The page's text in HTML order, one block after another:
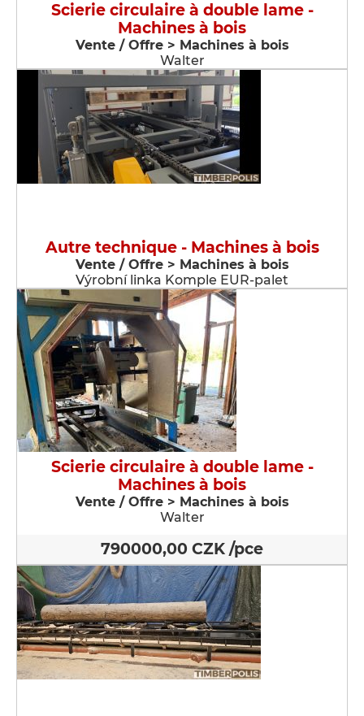
Scierie circulaire à double lame -
Machines à bois
Vente / Offre > Machines à bois
Walter
Autre technique - Machines à bois
Vente / Offre > Machines à bois
Výrobní linka Komple EUR-palet
Scierie circulaire à double lame -
Machines à bois
Vente / Offre > Machines à bois
Walter
790000,00 CZK /pce